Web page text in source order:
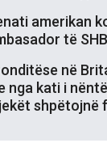
amerikan
të
në
nga kati i
shpëtojnë